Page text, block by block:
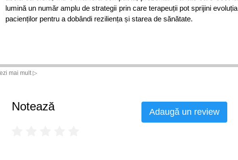
lumină un număr amplu de strategii prin care terapeuții pot sprijini evoluția
pacienților pentru a dobândi reziliența și starea de sănătate.
mai mult ▷
Notează Adaugă un review